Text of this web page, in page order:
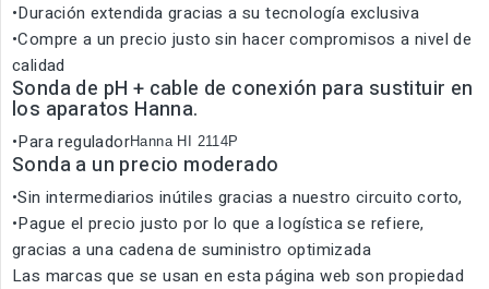
•Duración extendida gracias a su tecnología exclusiva
•Compre a un precio justo sin hacer compromisos a nivel de
calidad
Sonda de pH + cable de conexión para sustituir en
los aparatos Hanna.
•Para reguladorHanna HI 2114P
Sonda a un precio moderado
•Sin intermediarios inútiles gracias a nuestro circuito corto,
•Pague el precio justo por lo que a logística se refiere,
gracias a una cadena de suministro optimizada
Las marcas que se usan en esta página web son propiedad